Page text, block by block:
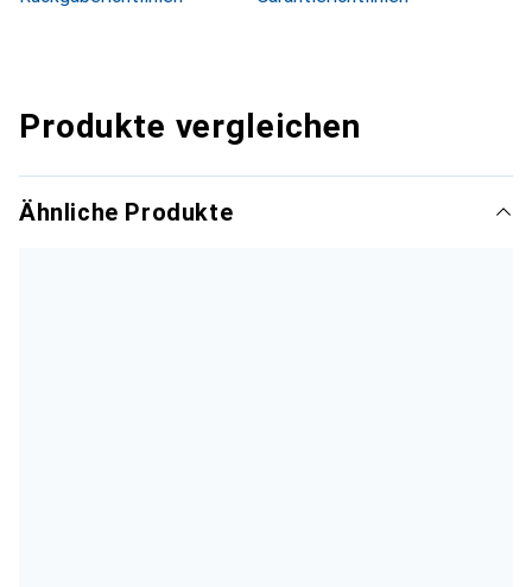
Produkte vergleichen
Ähnliche Produkte